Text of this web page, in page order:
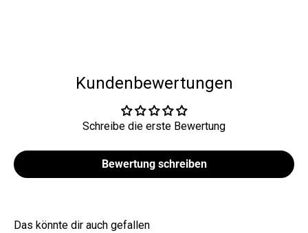
Kundenbewertungen
Schreibe die erste Bewertung
Bewertung schreiben
Das könnte dir auch gefallen